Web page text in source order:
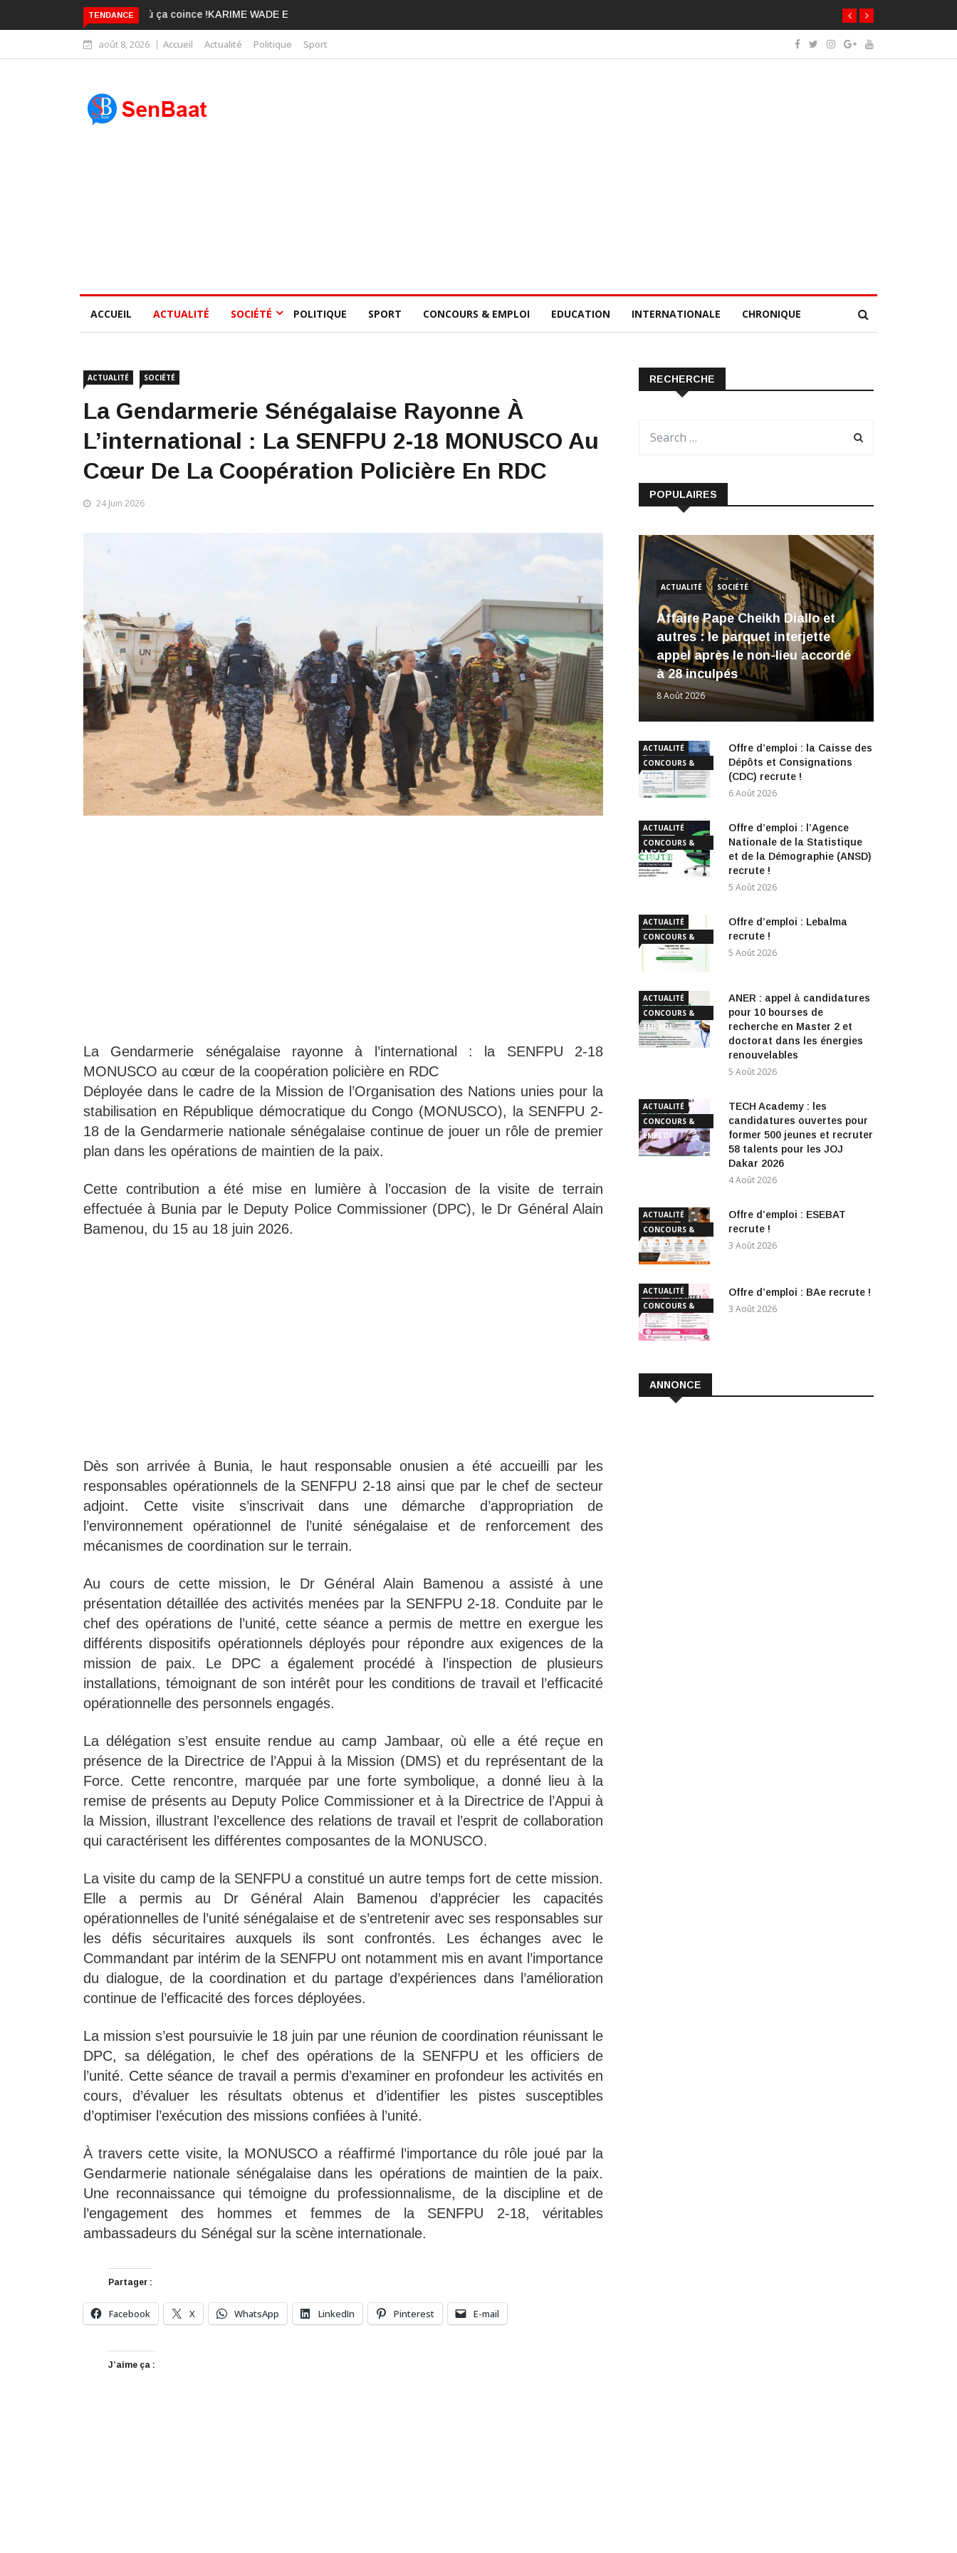
TENDANCE KARIME WADE EST DÉJÀ BLANCHI PAR LA CONSCIENCE COLLECTIVE DES SÉNÉGALAIS
août 8, 2026 Accueil Actualité Politique Sport
ACCUEIL ACTUALITÉ SOCIÉTÉ POLITIQUE SPORT CONCOURS & EMPLOI EDUCATION INTERNATIONALE CHRONIQUE
ACTUALITÉ SOCIÉTÉ
La Gendarmerie Sénégalaise Rayonne À
L’international : La SENFPU 2-18 MONUSCO Au
Cœur De La Coopération Policière En RDC
24 Juin 2026
La Gendarmerie sénégalaise rayonne à l’international : la SENFPU 2-18
MONUSCO au cœur de la coopération policière en RDC
Déployée dans le cadre de la Mission de l’Organisation des Nations unies pour la
stabilisation en République démocratique du Congo (MONUSCO), la SENFPU 2-
18 de la Gendarmerie nationale sénégalaise continue de jouer un rôle de premier
plan dans les opérations de maintien de la paix.
Cette contribution a été mise en lumière à l’occasion de la visite de terrain
effectuée à Bunia par le Deputy Police Commissioner (DPC), le Dr Général Alain
Bamenou, du 15 au 18 juin 2026.
Dès son arrivée à Bunia, le haut responsable onusien a été accueilli par les
responsables opérationnels de la SENFPU 2-18 ainsi que par le chef de secteur
adjoint. Cette visite s’inscrivait dans une démarche d’appropriation de
l’environnement opérationnel de l’unité sénégalaise et de renforcement des
mécanismes de coordination sur le terrain.
Au cours de cette mission, le Dr Général Alain Bamenou a assisté à une
présentation détaillée des activités menées par la SENFPU 2-18. Conduite par le
chef des opérations de l’unité, cette séance a permis de mettre en exergue les
différents dispositifs opérationnels déployés pour répondre aux exigences de la
mission de paix. Le DPC a également procédé à l’inspection de plusieurs
installations, témoignant de son intérêt pour les conditions de travail et l’efficacité
opérationnelle des personnels engagés.
La délégation s’est ensuite rendue au camp Jambaar, où elle a été reçue en
présence de la Directrice de l’Appui à la Mission (DMS) et du représentant de la
Force. Cette rencontre, marquée par une forte symbolique, a donné lieu à la
remise de présents au Deputy Police Commissioner et à la Directrice de l’Appui à
la Mission, illustrant l’excellence des relations de travail et l’esprit de collaboration
qui caractérisent les différentes composantes de la MONUSCO.
La visite du camp de la SENFPU a constitué un autre temps fort de cette mission.
Elle a permis au Dr Général Alain Bamenou d’apprécier les capacités
opérationnelles de l’unité sénégalaise et de s’entretenir avec ses responsables sur
les défis sécuritaires auxquels ils sont confrontés. Les échanges avec le
Commandant par intérim de la SENFPU ont notamment mis en avant l’importance
du dialogue, de la coordination et du partage d’expériences dans l’amélioration
continue de l’efficacité des forces déployées.
La mission s’est poursuivie le 18 juin par une réunion de coordination réunissant le
DPC, sa délégation, le chef des opérations de la SENFPU et les officiers de
l’unité. Cette séance de travail a permis d’examiner en profondeur les activités en
cours, d’évaluer les résultats obtenus et d’identifier les pistes susceptibles
d’optimiser l’exécution des missions confiées à l’unité.
À travers cette visite, la MONUSCO a réaffirmé l’importance du rôle joué par la
Gendarmerie nationale sénégalaise dans les opérations de maintien de la paix.
Une reconnaissance qui témoigne du professionnalisme, de la discipline et de
l’engagement des hommes et femmes de la SENFPU 2-18, véritables
ambassadeurs du Sénégal sur la scène internationale.
Partager :
Facebook X WhatsApp LinkedIn Pinterest E-mail
J’aime ça :
RECHERCHE
POPULAIRES
ACTUALITÉ SOCIÉTÉ
Affaire Pape Cheikh Diallo et
autres : le parquet interjette
appel après le non-lieu accordé
à 28 inculpés
8 Août 2026
ACTUALITÉ
CONCOURS &
EMPLOI
Offre d’emploi : la Caisse des
Dépôts et Consignations
(CDC) recrute !
6 Août 2026
ACTUALITÉ
CONCOURS &
EMPLOI
Offre d’emploi : l’Agence
Nationale de la Statistique
et de la Démographie (ANSD)
recrute !
5 Août 2026
ACTUALITÉ
CONCOURS &
EMPLOI
Offre d’emploi : Lebalma
recrute !
5 Août 2026
ACTUALITÉ
CONCOURS &
EMPLOI
ANER : appel à candidatures
pour 10 bourses de
recherche en Master 2 et
doctorat dans les énergies
renouvelables
5 Août 2026
ACTUALITÉ
CONCOURS &
EMPLOI
TECH Academy : les
candidatures ouvertes pour
former 500 jeunes et recruter
58 talents pour les JOJ
Dakar 2026
4 Août 2026
ACTUALITÉ
CONCOURS &
EMPLOI
Offre d’emploi : ESEBAT
recrute !
3 Août 2026
ACTUALITÉ
CONCOURS &
EMPLOI
Offre d’emploi : BAe recrute !
3 Août 2026
ANNONCE